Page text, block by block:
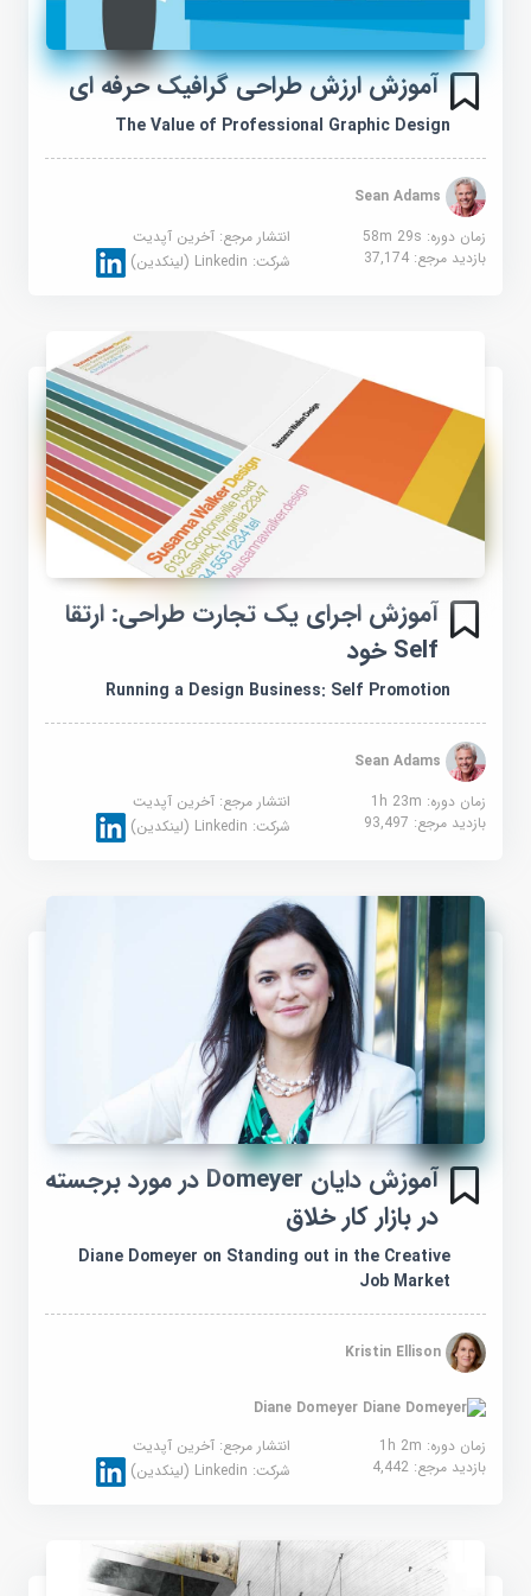
آموزش ارزش طراحی گرافیک حرفه ای
The Value of Professional Graphic Design
Sean Adams
زمان دوره: 58m 29s
انتشار مرجع:آخرین آپدیت
بازدید مرجع:37,174 شرکت:Linkedin (لینکدین)
آموزش اجرای یک تجارت طراحی: ارتقا
Self خود
Running a Design Business: Self Promotion
Sean Adams
زمان دوره: 1h 23m
انتشار مرجع:آخرین آپدیت
بازدید مرجع:93,497 شرکت:Linkedin (لینکدین)
آموزش دایان Domeyer در مورد برجسته
در بازار کار خلاق
Diane Domeyer on Standing out in the Creative
Job Market
Kristin Ellison
Diane Domeyer
زمان دوره: 1h 2m
انتشار مرجع:آخرین آپدیت
بازدید مرجع:4,442 شرکت:Linkedin (لینکدین)